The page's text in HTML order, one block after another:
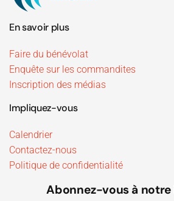
En savoir plus
Faire du bénévolat
Enquête sur les commandites
Inscription des médias
Impliquez-vous
Calendrier
Contactez-nous
Politique de confidentialité
Abonnez-vous à